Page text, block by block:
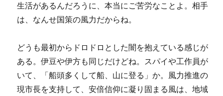
生活があるんだろうに、本当にご苦労なことよ。相手
は、なんせ国策の風力だからね。
どうも最初からドロドロとした闇を抱えている感じが
ある。伊豆や伊方も同じだけどね。スパイや工作員が
いて、「船頭多くして船、山に登る」か。風力推進の
現市長を支持して、安倍信仰に凝り固まる風は、地域